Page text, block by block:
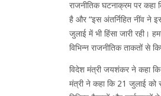
राजनीतिक घटनाक्रम पर
है और “इस अंतर्निहित नींव ने
जुलाई में भी हिंसा जारी
विभिन्न राजनीतिक ताकतों से
विदेश मंत्री जयशंकर ने कहा कि
मंत्री ने कहा कि 21 जुलाई को